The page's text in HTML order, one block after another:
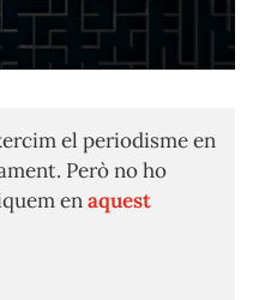
el periodisme en
Però no ho
enaquest